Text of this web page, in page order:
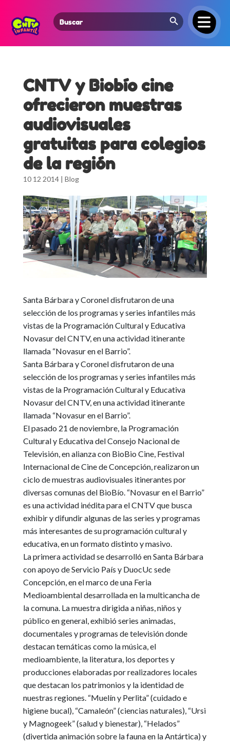
Search
for:
Search Button
CNTV y Biobío cine
ofrecieron muestras
audiovisuales
gratuitas para colegios
de la región
10 12 2014| Blog
Santa Bárbara y Coronel disfrutaron de una
selección de los programas y series infantiles más
vistas de la Programación Cultural y Educativa
Novasur del CNTV, en una actividad itinerante
llamada “Novasur en el Barrio”.
Santa Bárbara y Coronel disfrutaron de una
selección de los programas y series infantiles más
vistas de la Programación Cultural y Educativa
Novasur del CNTV, en una actividad itinerante
llamada “Novasur en el Barrio”.
El pasado 21 de noviembre, la Programación
Cultural y Educativa del Consejo Nacional de
Televisión, en alianza con BioBio Cine, Festival
Internacional de Cine de Concepción, realizaron un
ciclo de muestras audiovisuales itinerantes por
diversas comunas del BioBío. “Novasur en el Barrio”
es una actividad inédita para el CNTV que busca
exhibir y difundir algunas de las series y programas
más interesantes de su programación cultural y
educativa, en un formato distinto y masivo.
La primera actividad se desarrolló enSanta Bárbara
con apoyo deServicio País y DuocUc sede
Concepción, en el marco de una Feria
Medioambiental desarrollada en la multicancha de
la comuna. La muestra dirigida aniñas, niños y
público en general, exhibió series animadas,
documentales y programas de televisión donde
destacan temáticas como la música, el
medioambiente, la literatura, los deportes y
producciones elaboradas por realizadores locales
que destacan los patrimonios y la identidad de
nuestras regiones. “Muelín y Perlita”(cuidado e
higiene bucal), “Camaleón”(ciencias naturales), “Ursi
y Magnogeek”(salud y bienestar), “Helados”
(divertida animación sobre la fauna en la Antártica) y